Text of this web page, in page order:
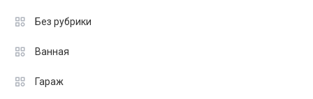
Без рубрики
Ванная
Гараж